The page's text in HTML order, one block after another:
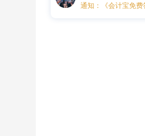
通知：《会计宝免